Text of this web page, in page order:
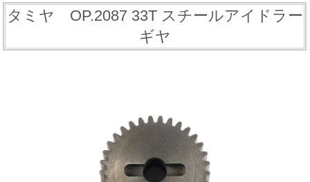
タミヤ OP.2087 33T スチールアイドラー
ギヤ